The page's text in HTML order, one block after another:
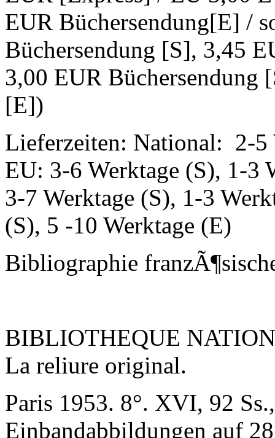
EUR Büchersendung[E] /
Büchersendung [S], 3,45
3,00 EUR Büchersendung
[E])
Lieferzeiten: National: 2-5
EU: 3-6 Werktage (S), 1-3
3-7 Werktage (S), 1-3
(S), 5 -10 Werktage (E)
Bibliographie
BIBLIOTHEQUE
La reliure original.
Paris 1953. 8°. XVI, 92
Einbandabbildungen auf